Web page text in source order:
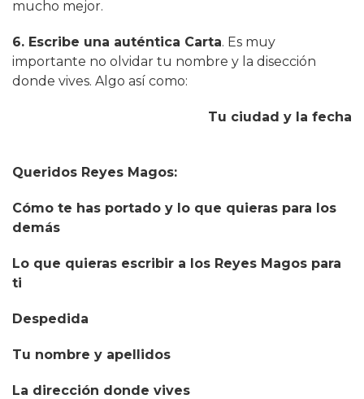
mucho mejor.
6. Escribe una auténtica Carta. Es muy
importante no olvidar tu nombre y la disección
donde vives. Algo así como:
Tu ciudad y la fecha
Queridos Reyes Magos:
Cómo te has portado y lo que quieras para los
demás
Lo que quieras escribir a los Reyes Magos para
ti
Despedida
Tu nombre y apellidos
La dirección donde vives